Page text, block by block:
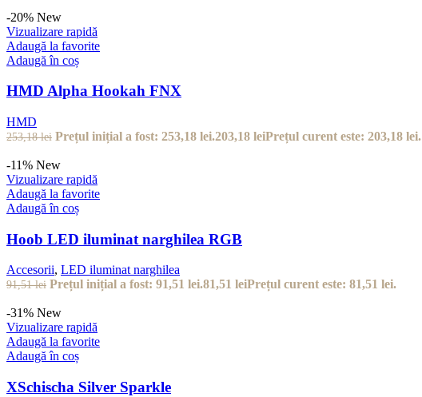
-20% New
Vizualizare rapidă
Adaugă la favorite
Adaugă în coș
HMD Alpha Hookah FNX
HMD
253,18lei Prețul inițial a fost: 253,18 lei.203,18 leiPrețul curent este: 203,18 lei.
-11% New
Vizualizare rapidă
Adaugă la favorite
Adaugă în coș
Hoob LED iluminat narghilea RGB
Accesorii, LED iluminat narghilea
91,51lei Prețul inițial a fost: 91,51 lei.81,51 leiPrețul curent este: 81,51 lei.
-31% New
Vizualizare rapidă
Adaugă la favorite
Adaugă în coș
XSchischa Silver Sparkle